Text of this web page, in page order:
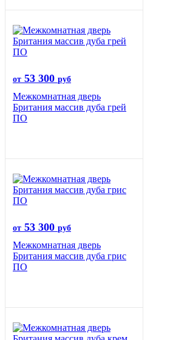
от 53 300 руб
Межкомнатная дверь
Британия массив дуба грей
ПО
от 53 300 руб
Межкомнатная дверь
Британия массив дуба грис
ПО